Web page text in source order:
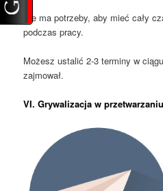
Nie ma potrzeby, aby mieć cały
podczas pracy.
Możesz ustalić 2-3 terminy w
zajmował.
VI. Grywalizacja w